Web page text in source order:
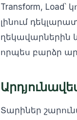
Transform,
լինում
ղեկավարներին
որպես բարձր
Տարիներ